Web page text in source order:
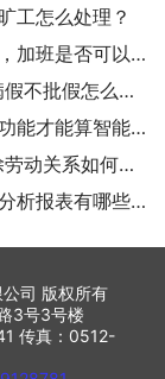
工怎么处理？
【诚展考勤合规性】员工劳动时间超时，加班是否可以拒绝？
【诚展HR干货】怀孕期间需要保胎请病假不批假怎么处理？
【考勤软件选型】考勤管理软件要哪些功能才能算智能考勤系统？
【诚展HR干货】员工医疗期内公司解除劳动关系如何进行赔偿？
【考勤管理系统干货】考勤系统软件的分析报表有哪些？
司 版权所有
3号3号楼
传真：0512-